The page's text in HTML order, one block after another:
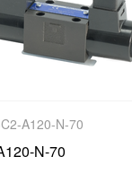
A120-N-70
N-70